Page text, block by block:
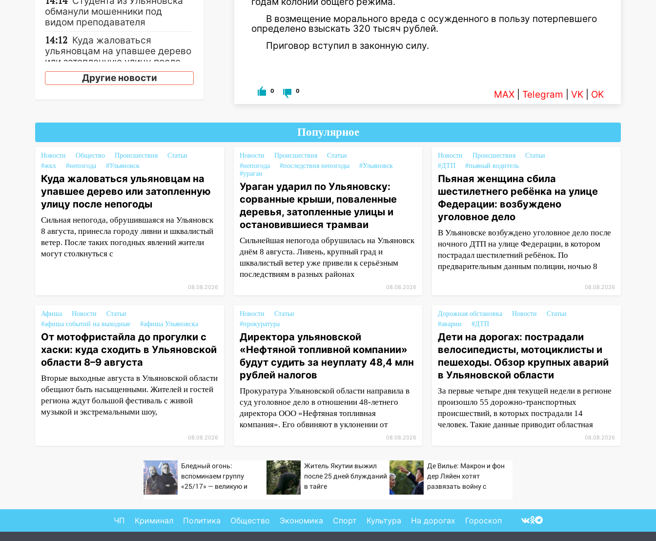
В возмещение морального вреда с осужденного в пользу потерпевшего
определено взыскать 320 тысяч рублей.
Приговор вступил в законную силу.
0 0 MAX Telegram VK OK
обманули мошенники под
видом преподавателя
14:12 Куда жаловаться
ульяновцам на упавшее дерево
или затопленную улицу после
непогоды
рассказали, как устраняют
последствия мощного шторма
13:49 Стихия продолжает
крушить Ульяновск: дерево
рухнуло на дом на
Орджоникидзе
13:47 На Нижней Террасе
мощным ветром вырвало
дерево с корнем
13:46 Сильный ветер сорвал
бить по транспорту: в
Ульяновске трамвай сошёл с
рельсов
13:22
Упавшие деревья
перекрыли дороги в
Ульяновске: фото
13:17 Непогода в Ульяновске
не закончится сегодня:
сильные ливни сохранятся 9
Вешкаймского района похитил
у знакомого 191 тысячу рублей
Ураган оторвал светофор
Ульяновске
13:12 Дерево пробило крышу
Другие новости
Популярное
Новости Общество Происшествия
Статьи
#жкх
#непогода #Ульяновск
Куда жаловаться ульяновцам на
упавшее дерево или затопленную
улицу после непогоды
Сильная непогода, обрушившаяся на Ульяновск
8 августа, принесла городу ливни и шквалистый
ветер. После таких погодных явлений жители
могут столкнуться с
08.08.2026
Новости Происшествия
Статьи
#непогода
#последствия непогоды
#Ульяновск
#ураган
Ураган ударил по Ульяновску:
сорванные крыши, поваленные
деревья, затопленные улицы и
остановившиеся трамваи
Сильнейшая непогода обрушилась на Ульяновск
днём 8 августа. Ливень, крупный град и
шквалистый ветер уже привели к серьёзным
последствиям в разных районах
08.08.2026
Новости Происшествия
Статьи
#ДТП
#пьяный водитель
Пьяная женщина сбила
шестилетнего ребёнка на улице
Федерации: возбуждено
уголовное дело
В Ульяновске возбуждено уголовное дело после
ночного ДТП на улице Федерации, в котором
пострадал шестилетний ребёнок. По
предварительным данным полиции, ночью 8
08.08.2026
Афиша Новости
Статьи
#афиша событий на выходные
#афиша Ульяновска
От мотофристайла до прогулки с
хаски: куда сходить в Ульяновской
области 8–9 августа
Вторые выходные августа в Ульяновской области
обещают быть насыщенными. Жителей и гостей
региона ждут большой фестиваль с живой
музыкой и экстремальными шоу,
08.08.2026
Новости
Статьи
#прокуратура
Директора ульяновской
«Нефтяной топливной компании»
будут судить за неуплату 48,4 млн
рублей налогов
Прокуратура Ульяновской области направила в
суд уголовное дело в отношении 48-летнего
директора ООО «Нефтяная топливная
компания». Его обвиняют в уклонении от
08.08.2026
Дорожная обстановка Новости
Статьи
#аварии
#ДТП
Дети на дорогах: пострадали
велосипедисты, мотоциклисты и
пешеходы. Обзор крупных аварий
в Ульяновской области
За первые четыре дня текущей недели в регионе
произошло 55 дорожно-транспортных
происшествий, в которых пострадали 14
человек. Такие данные приводит областная
08.08.2026
Бледный огонь:
вспоминаем группу
«25/17» — великую и
Житель Якутии выжил
после 25 дней блужданий
в тайге
Де Вилье: Макрон и фон
дер Ляйен хотят
развязать войну с
ЧП Криминал Политика Общество Экономика Спорт Культура На дорогах Гороскоп